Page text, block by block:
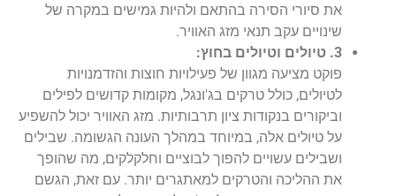
את סיורי הסירה בהתאם ולהיות גמישים במקרה של
שינויים עקב תנאי מזג האוויר.
3. טיולים וטיולים בחוץ:
פוקט מציעה מגוון של פעילויות חוצות והזדמנויות
לטיולים, כולל טרקים בג'ונגל, מקומות קדושים לפילים
וביקורים בנקודות ציון תרבותיות. מזג האוויר יכול להשפיע
על טיולים אלה, במיוחד במהלך העונה הגשומה. שבילים
ושבילים עשויים להפוך לבוציים וחלקלקים, מה שהופך
את ההליכה והטרקים למאתגרים יותר. עם זאת, הגשם